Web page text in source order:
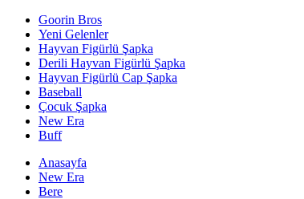
Goorin Bros
Yeni Gelenler
Hayvan Figürlü Şapka
Derili Hayvan Figürlü Şapka
Hayvan Figürlü Cap Şapka
Baseball
Çocuk Şapka
New Era
Buff
Anasayfa
New Era
Bere